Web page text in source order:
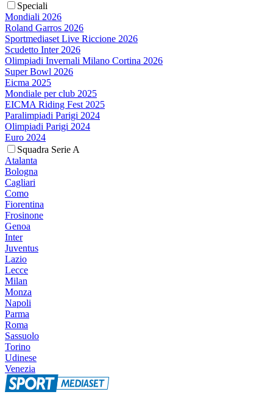
Speciali
Mondiali 2026
Roland Garros 2026
Sportmediaset Live Riccione 2026
Scudetto Inter 2026
Olimpiadi Invernali Milano Cortina 2026
Super Bowl 2026
Eicma 2025
Mondiale per club 2025
EICMA Riding Fest 2025
Paralimpiadi Parigi 2024
Olimpiadi Parigi 2024
Euro 2024
Squadra Serie A
Atalanta
Bologna
Cagliari
Como
Fiorentina
Frosinone
Genoa
Inter
Juventus
Lazio
Lecce
Milan
Monza
Napoli
Parma
Roma
Sassuolo
Torino
Udinese
Venezia